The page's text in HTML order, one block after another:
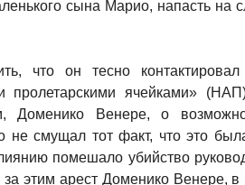
сына Марио, напасть на
что он тесно
пролетарскими ячейками»
Доменико Венере, о
не смущал тот факт, что это
помешало убийство
этим арест Доменико Венере, в